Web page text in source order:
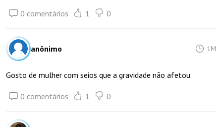
0 comentários 1 0
anônimo 1M
Gosto de mulher com seios que a gravidade não afetou.
0 comentários 1 0